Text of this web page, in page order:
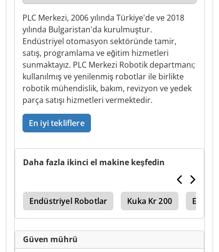
PLC Merkezi, 2006 yılında Türkiye'de ve 2018
yılında Bulgaristan'da kurulmuştur.
Endüstriyel otomasyon sektöründe tamir,
satış, programlama ve eğitim hizmetleri
sunmaktayız. PLC Merkezi Robotik departmanı;
kullanılmış ve yenilenmiş robotlar ile birlikte
robotik mühendislik, bakım, revizyon ve yedek
parça satışı hizmetleri vermektedir.
En iyi tekliflere
Daha fazla ikinci el makine keşfedin
Endüstriyel Robotlar Kuka Kr 200
Güven mührü